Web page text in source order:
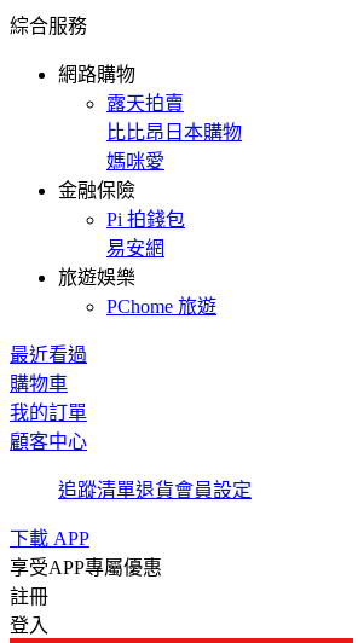
綜合服務
網路購物
露天拍賣
比比昂日本購物
媽咪愛
金融保險
Pi 拍錢包
易安網
旅遊娛樂
PChome 旅遊
最近看過
購物車
我的訂單
顧客中心
追蹤清單退貨會員設定
下載 APP
享受APP專屬優惠
註冊
登入